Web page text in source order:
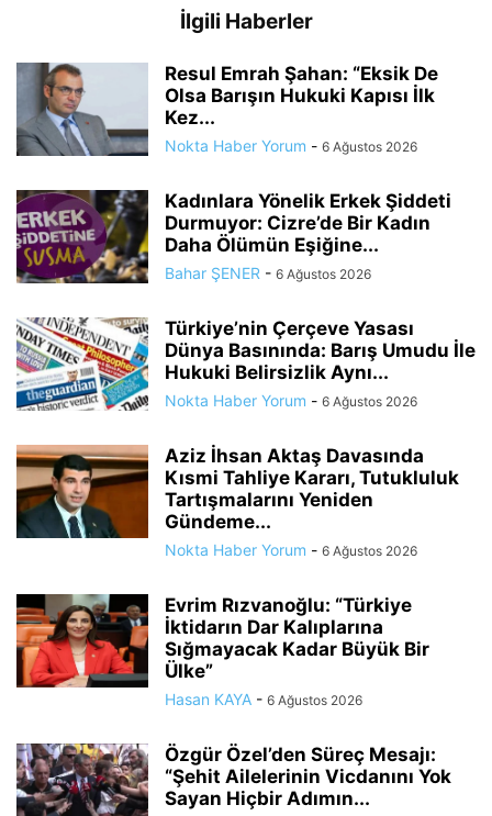
İlgili Haberler
Resul Emrah Şahan: “Eksik De
Olsa Barışın Hukuki Kapısı İlk
Kez...
Nokta Haber Yorum - 6 Ağustos 2026
Kadınlara Yönelik Erkek Şiddeti
Durmuyor: Cizre’de Bir Kadın
Daha Ölümün Eşiğine...
Bahar ŞENER - 6 Ağustos 2026
Türkiye’nin Çerçeve Yasası
Dünya Basınında: Barış Umudu İle
Hukuki Belirsizlik Aynı...
Nokta Haber Yorum - 6 Ağustos 2026
Aziz İhsan Aktaş Davasında
Kısmi Tahliye Kararı, Tutukluluk
Tartışmalarını Yeniden
Gündeme...
Nokta Haber Yorum - 6 Ağustos 2026
Evrim Rızvanoğlu: “Türkiye
İktidarın Dar Kalıplarına
Sığmayacak Kadar Büyük Bir
Ülke”
Hasan KAYA - 6 Ağustos 2026
Özgür Özel’den Süreç Mesajı:
“Şehit Ailelerinin Vicdanını Yok
Sayan Hiçbir Adımın...